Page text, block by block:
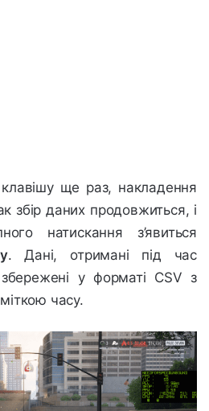
ще раз, накладення
збір даних продовжиться, і
натискання з’явиться
. Дані, отримані під час
у форматі CSV з
часу.